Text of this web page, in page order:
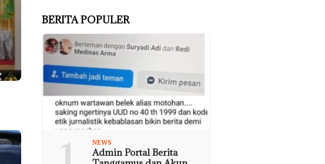
BERITA POPULER
NEWS
Admin Portal Berita